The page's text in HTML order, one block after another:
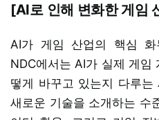
[AI로 인해 변화한 게임
AI가 게임 산업의 핵심
NDC에서는 AI가 실제 게임
떻게 바꾸고 있는지 다루는
새로운 기술을 소개하는 수